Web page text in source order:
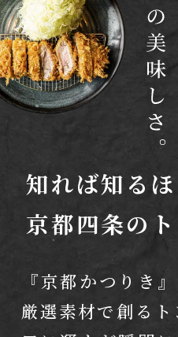
知れば知る
京都四条の
『京都かつりき』
厳選素材で創るト